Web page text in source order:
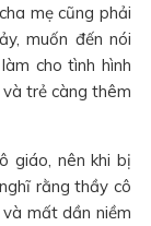
mẹ cũng phải
muốn đến nói
cho tình hình
trẻ càng thêm
giáo, nên khi bị
rằng thầy cô
mất dần niềm